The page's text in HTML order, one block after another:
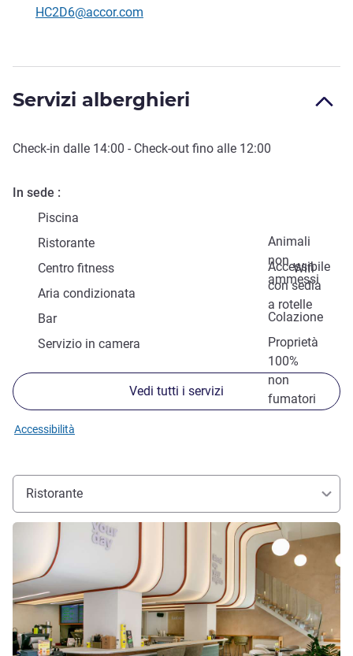
E-mail di contatto
HC2D6@accor.com
Servizi alberghieri
Check-in dalle 14:00 - Check-out fino alle 12:00
In sede
Piscina
Animali
non
ammessi
Ristorante
Accessibile
con sedia
a rotelle
Centro fitness
Wifi
Aria condizionata
Colazione
Bar
Proprietà
100%
non
fumatori
Servizio in camera
Vedi tutti i servizi
Accessibilità
Ristorante
Visualizza dettagli